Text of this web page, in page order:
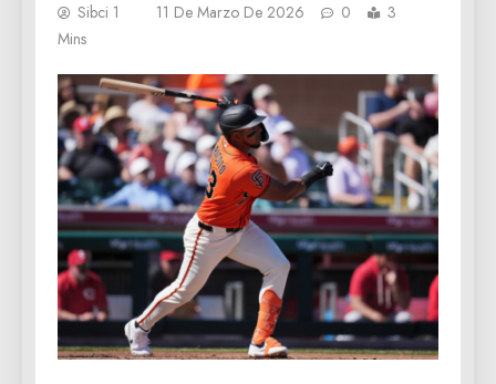
Sibci 1 11 De Marzo De 2026 0
3
Mins